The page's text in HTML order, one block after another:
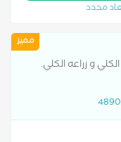
محدد
مميز
و زراعه الكلي.
4890